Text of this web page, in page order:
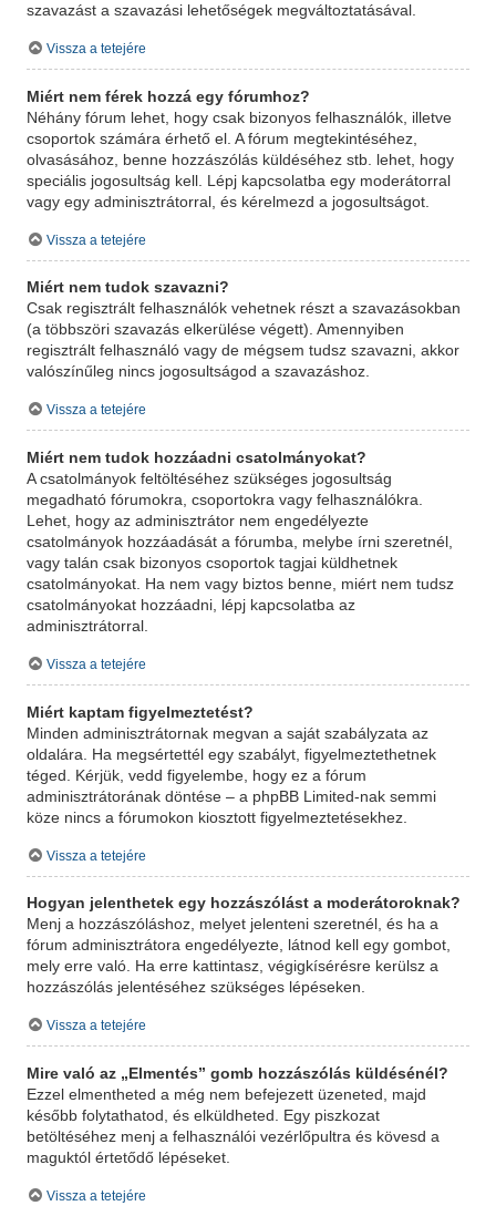
szavazást a szavazási lehetőségek megváltoztatásával.
Vissza a tetejére
Miért nem férek hozzá egy fórumhoz?
Néhány fórum lehet, hogy csak bizonyos felhasználók, illetve
csoportok számára érhető el. A fórum megtekintéséhez,
olvasásához, benne hozzászólás küldéséhez stb. lehet, hogy
speciális jogosultság kell. Lépj kapcsolatba egy moderátorral
vagy egy adminisztrátorral, és kérelmezd a jogosultságot.
Vissza a tetejére
Miért nem tudok szavazni?
Csak regisztrált felhasználók vehetnek részt a szavazásokban
(a többszöri szavazás elkerülése végett). Amennyiben
regisztrált felhasználó vagy de mégsem tudsz szavazni, akkor
valószínűleg nincs jogosultságod a szavazáshoz.
Vissza a tetejére
Miért nem tudok hozzáadni csatolmányokat?
A csatolmányok feltöltéséhez szükséges jogosultság
megadható fórumokra, csoportokra vagy felhasználókra.
Lehet, hogy az adminisztrátor nem engedélyezte
csatolmányok hozzáadását a fórumba, melybe írni szeretnél,
vagy talán csak bizonyos csoportok tagjai küldhetnek
csatolmányokat. Ha nem vagy biztos benne, miért nem tudsz
csatolmányokat hozzáadni, lépj kapcsolatba az
adminisztrátorral.
Vissza a tetejére
Miért kaptam figyelmeztetést?
Minden adminisztrátornak megvan a saját szabályzata az
oldalára. Ha megsértettél egy szabályt, figyelmeztethetnek
téged. Kérjük, vedd figyelembe, hogy ez a fórum
adminisztrátorának döntése – a phpBB Limited-nak semmi
köze nincs a fórumokon kiosztott figyelmeztetésekhez.
Vissza a tetejére
Hogyan jelenthetek egy hozzászólást a moderátoroknak?
Menj a hozzászóláshoz, melyet jelenteni szeretnél, és ha a
fórum adminisztrátora engedélyezte, látnod kell egy gombot,
mely erre való. Ha erre kattintasz, végigkísérésre kerülsz a
hozzászólás jelentéséhez szükséges lépéseken.
Vissza a tetejére
Mire való az „Elmentés” gomb hozzászólás küldésénél?
Ezzel elmentheted a még nem befejezett üzeneted, majd
később folytathatod, és elküldheted. Egy piszkozat
betöltéséhez menj a felhasználói vezérlőpultra és kövesd a
maguktól értetődő lépéseket.
Vissza a tetejére